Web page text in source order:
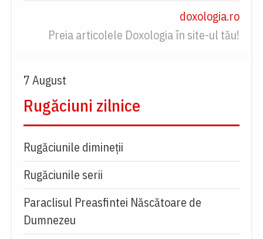
doxologia.ro
Preia articolele Doxologia în site-ul tău!
7 August
Rugăciuni zilnice
Rugăciunile dimineții
Rugăciunile serii
Paraclisul Preasfintei Născătoare de
Dumnezeu